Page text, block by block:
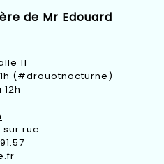
de Mr Edouard
11
(#drouotnocturne)
rue